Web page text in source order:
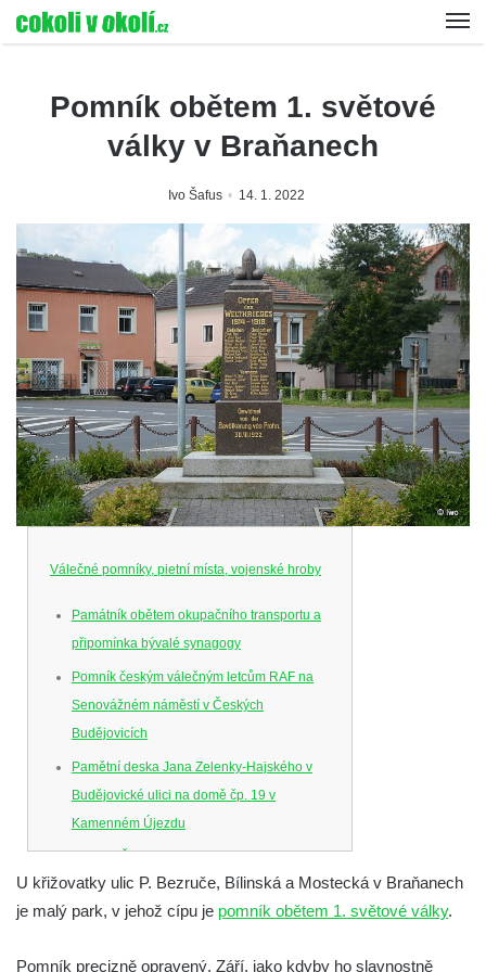
Pomník obětem 1. světové
války v Braňanech
Ivo Šafus 14. 1. 2022
Válečné pomníky, pietní místa, vojenské hroby
Památník obětem okupačního transportu a
připomínka bývalé synagogy
Pomník českým válečným letcům RAF na
Senovážném náměstí v Českých
Budějovicích
Pamětní deska Jana Zelenky-Hajského v
Budějovické ulici na domě čp. 19 v
Kamenném Újezdu
Kenotaf Šimona Valhy na starém hřbitově v
Kamenném Újezdě
Kenotaf Václava B. Hájka na starém
U křižovatky ulic P. Bezruče, Bílinská a Mostecká v Braňanech
je malý park, v jehož cípu je pomník obětem 1. světové války.
Pomník precizně opravený. Září, jako kdyby ho slavnostně